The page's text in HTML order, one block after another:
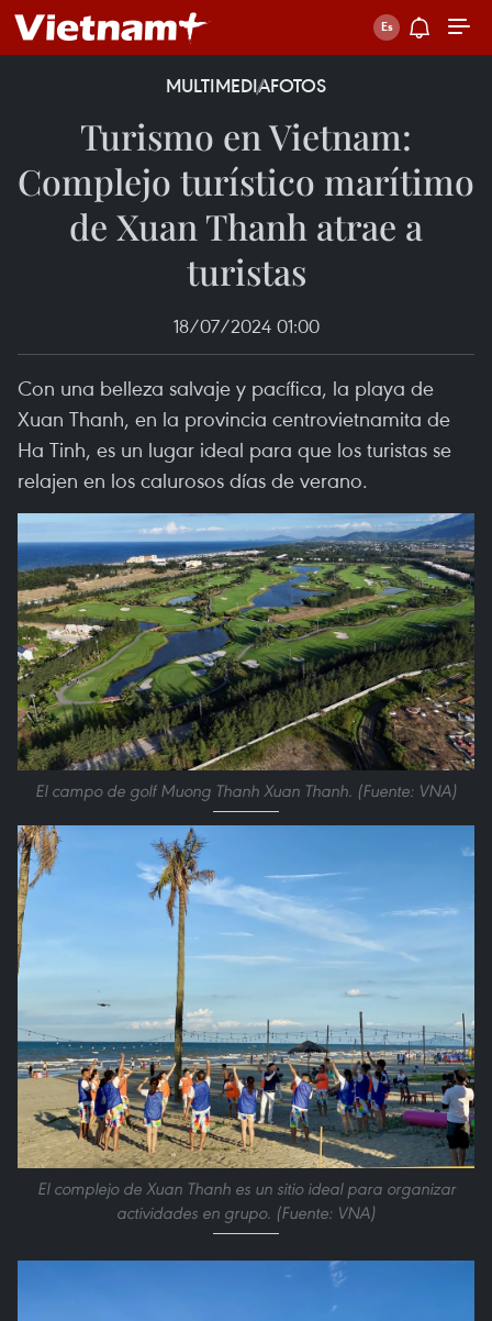
MULTIMEDIAFOTOS
Turismo en Vietnam:
Complejo turístico marítimo
de Xuan Thanh atrae a
turistas
18/07/2024 01:00
Con una belleza salvaje y pacífica, la playa de
Xuan Thanh, en la provincia centrovietnamita de
Ha Tinh, es un lugar ideal para que los turistas se
relajen en los calurosos días de verano.
El campo de golf Muong Thanh Xuan Thanh. (Fuente: VNA)
El complejo de Xuan Thanh es un sitio ideal para organizar
actividades en grupo. (Fuente: VNA)